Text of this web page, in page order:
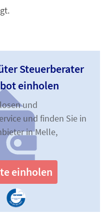
Steuerberater
einholen
und
und finden Sie in
in Melle,
einholen